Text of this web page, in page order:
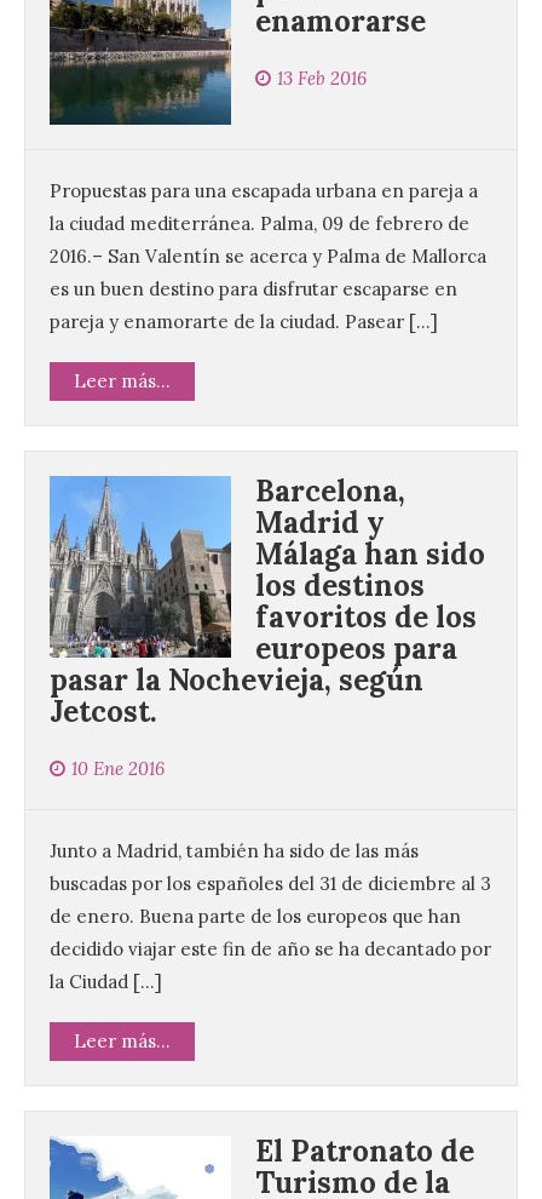
enamorarse
13 Feb 2016
Propuestas para una escapada urbana en pareja a
la ciudad mediterránea. Palma, 09 de febrero de
2016.– San Valentín se acerca y Palma de Mallorca
es un buen destino para disfrutar escaparse en
pareja y enamorarte de la ciudad. Pasear […]
Leer más...
Barcelona,
Madrid y
Málaga han sido
los destinos
favoritos de los
europeos para
pasar la Nochevieja, según
Jetcost.
10 Ene 2016
Junto a Madrid, también ha sido de las más
buscadas por los españoles del 31 de diciembre al 3
de enero. Buena parte de los europeos que han
decidido viajar este fin de año se ha decantado por
la Ciudad […]
Leer más...
El Patronato de
Turismo de la